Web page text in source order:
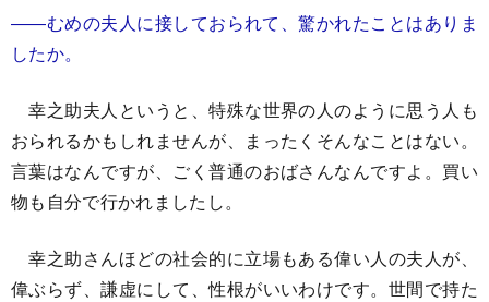
――むめの夫人に接しておられて、驚かれたことはありま
したか。
幸之助夫人というと、特殊な世界の人のように思う人も
おられるかもしれませんが、まったくそんなことはない。
言葉はなんですが、ごく普通のおばさんなんですよ。買い
物も自分で行かれましたし。
幸之助さんほどの社会的に立場もある偉い人の夫人が、
偉ぶらず、謙虚にして、性根がいいわけです。世間で持た